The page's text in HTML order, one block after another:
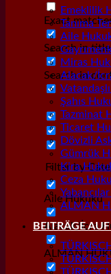
Exact
Search in title
Search in
Filter by
Aile Hukuku
Alacak/İcra
ALMAN
Emeklilik
Tanıma
Aile
Miras
Alacak/
Şahıs
Tazminat
Ticaret
Dövizli
Gümrük
Kira
Ceza
ALMAN
BEITRÄGE